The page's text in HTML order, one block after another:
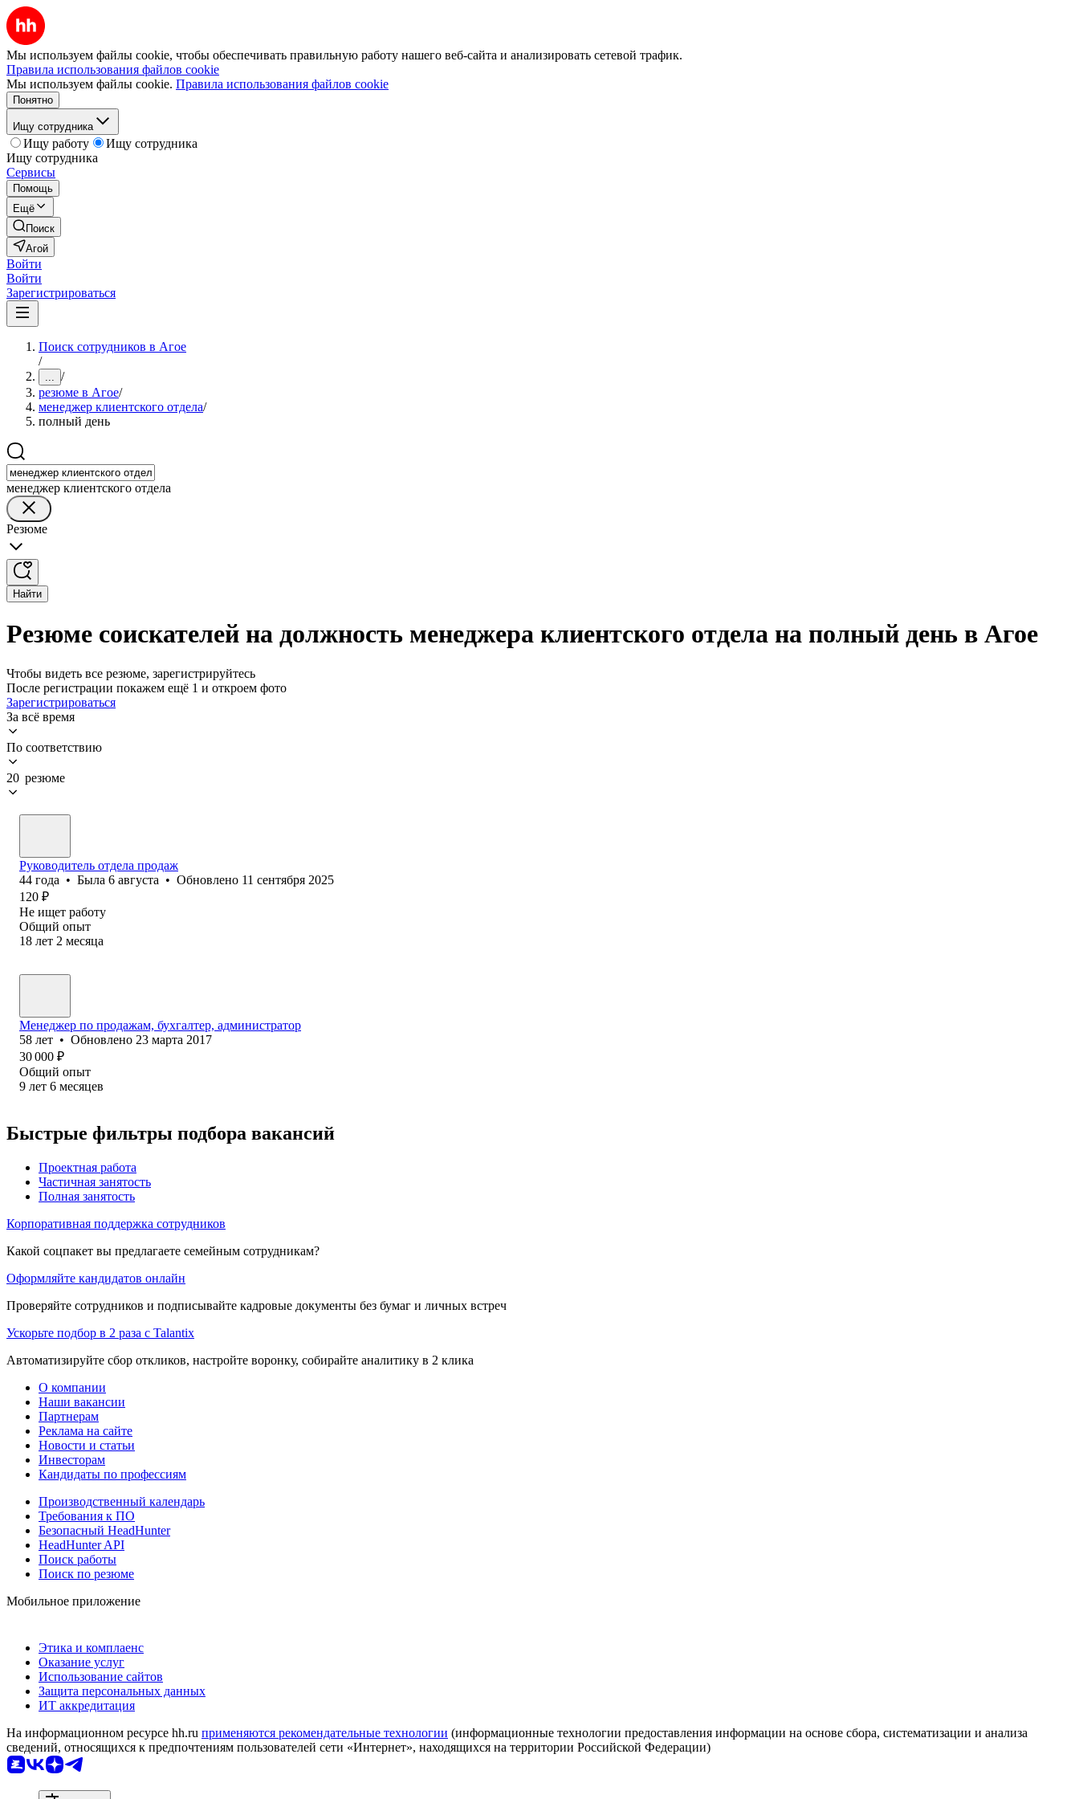
Мы используем файлы cookie, чтобы обеспечивать правильную работу нашего веб-сайта и анализировать сетевой трафик.
Правила использования файлов cookie
Мы используем файлы cookie. Правила использования файлов cookie
Понятно
Ищу сотрудника
Ищу работу
Ищу сотрудника
Ищу сотрудника
Сервисы
Помощь
Ещё
Поиск
Агой
Войти
Войти
Зарегистрироваться
Поиск сотрудников в Агое
/
... /
резюме в Агое/
менеджер клиентского отдела/
полный день
менеджер клиентского отдела
Резюме
Найти
Резюме соискателей на должность менеджера клиентского отдела на полный день в Агое
Чтобы видеть все резюме, зарегистрируйтесь
После регистрации покажем ещё 1 и откроем фото
Зарегистрироваться
За всё время
По соответствию
20 резюме
Руководитель отдела продаж
44 года • Была 6 августа • Обновлено 11 сентября 2025
120 ₽
Не ищет работу
Общий опыт
18 лет 2 месяца
Менеджер по продажам, бухгалтер, администратор
58 лет • Обновлено 23 марта 2017
30 000 ₽
Общий опыт
9 лет 6 месяцев
Быстрые фильтры подбора вакансий
Проектная работа
Частичная занятость
Полная занятость
Корпоративная поддержка сотрудников
Какой соцпакет вы предлагаете семейным сотрудникам?
Оформляйте кандидатов онлайн
Проверяйте сотрудников и подписывайте кадровые документы без бумаг и личных встреч
Ускорьте подбор в 2 раза с Talantix
Автоматизируйте сбор откликов, настройте воронку, собирайте аналитику в 2 клика
О компании
Наши вакансии
Партнерам
Реклама на сайте
Новости и статьи
Инвесторам
Кандидаты по профессиям
Производственный календарь
Требования к ПО
Безопасный HeadHunter
HeadHunter API
Поиск работы
Поиск по резюме
Мобильное приложение
Этика и комплаенс
Оказание услуг
Использование сайтов
Защита персональных данных
ИТ аккредитация
На информационном ресурсе hh.ru применяются рекомендательные технологии (информационные технологии предоставления информации на основе сбора, систематизации и анализа
сведений, относящихся к предпочтениям пользователей сети «Интернет», находящихся на территории Российской Федерации)